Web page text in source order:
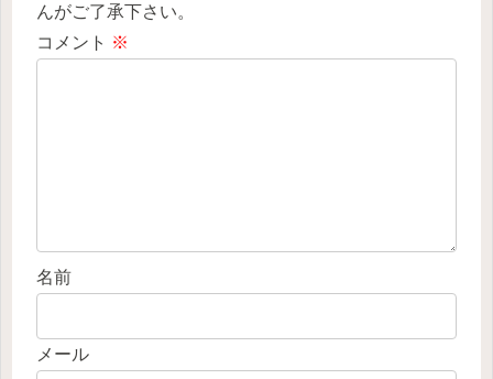
んがご了承下さい。
コメント ※
名前
メール